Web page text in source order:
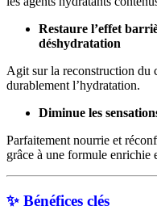
Restaure l’effet
déshydratation
Agit sur la reconstruction du
durablement l’hydratation.
Diminue les
Parfaitement nourrie et
grâce à une formule enrichie
✨ Bénéfices clés